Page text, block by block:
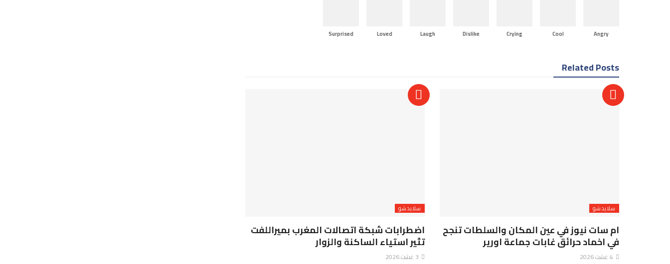
Angry
Cool
Crying
Dislike
Laugh
Loved
Surprised
Related Posts
سلايدشو
ام سات نيوز في عين المكان والسلطات تنجح
في اخماد حرائق غابات جماعة اورير
4 غشت 2026
سلايدشو
اضطرابات شبكة اتصالات المغرب بميراللفت
تثير استياء الساكنة والزوار
3 غشت 2026